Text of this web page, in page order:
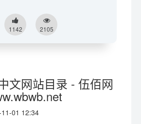
1142 2105
文网站目录 - 伍佰网
01 12:34